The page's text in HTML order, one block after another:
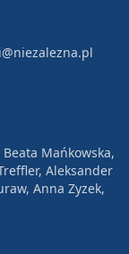
Beata Mańkowska,
Aleksander
Anna Zyzek,